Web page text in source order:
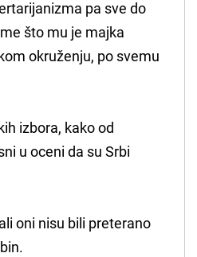
pa sve do
što mu je majka
okruženju, po svemu
izbora, kako od
u oceni da su Srbi
oni nisu bili preterano